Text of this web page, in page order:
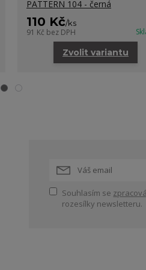
PATTERN 104 - černá
110 Kč/ks
91 Kč bez DPH
Zvolit variantu
Souhlasím se
rozesílky newsletteru.